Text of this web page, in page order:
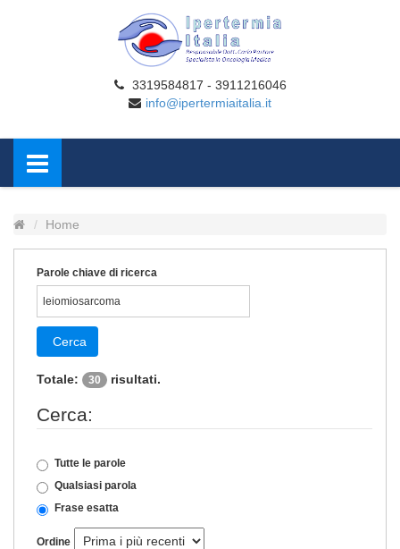
3319584817 - 3911216046
info@ipertermiaitalia.it
Home
Parole chiave di ricerca
Cerca
Totale: 30 risultati.
Cerca:
Tutte le parole
Qualsiasi parola
Frase esatta
Ordine